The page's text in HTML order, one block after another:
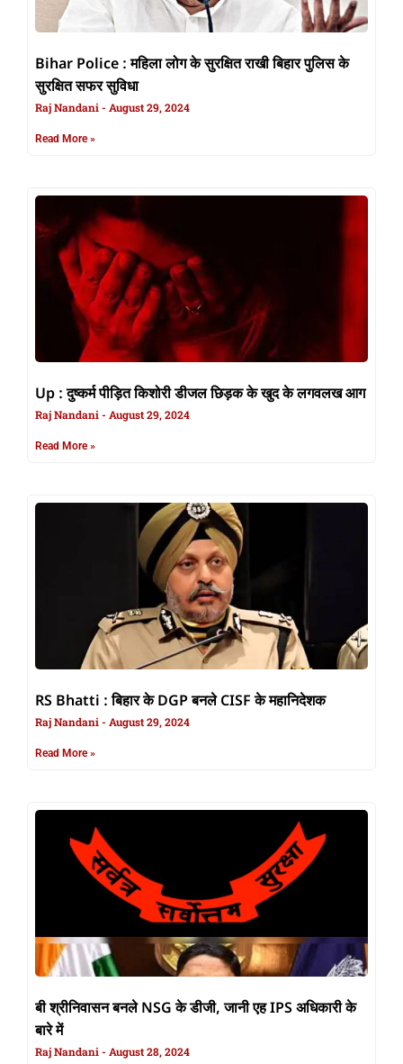
Bihar Police : महिला लोग के सुरक्षित राखी बिहार पुलिस के
सुरक्षित सफर सुविधा
Raj Nandani August 29, 2024
Read More »
Up : दुष्कर्म पीड़ित किशोरी डीजल छिड़क के खुद के लगवलख आग
Raj Nandani August 29, 2024
Read More »
RS Bhatti : बिहार के DGP बनले CISF के महानिदेशक
Raj Nandani August 29, 2024
Read More »
बी श्रीनिवासन बनले NSG के डीजी, जानी एह IPS अधिकारी के
बारे में
Raj Nandani August 28, 2024